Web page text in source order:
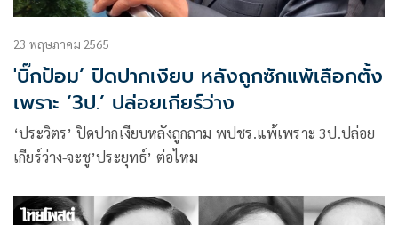
23 พฤษภาคม 2565
'บิ๊กป้อม’ ปิดปากเงียบ หลังถูกซักแพ้เลือกตั้ง
เพราะ ‘3ป.’ ปล่อยเกียร์ว่าง
‘ประวิตร’ ปิดปากเงียบหลังถูกถาม พปชร.แพ้เพราะ 3ป.ปล่อย
เกียร์ว่าง-จะชู’ประยุทธ์’ ต่อไหม